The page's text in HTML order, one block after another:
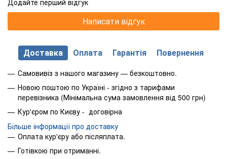
Написати відгук
Доставка Оплата Гарантія Повернення
Самовивіз з нашого магазину — безкоштовно.
Новою поштою по Україні - згідно з тарифами
перевізника (Мінімальна сума замовлення від 500 грн)
Кур'єром по Києву - договірна
Більше інформації про доставку
Оплата кур'єру або післяплата.
Готівкою при отриманні.